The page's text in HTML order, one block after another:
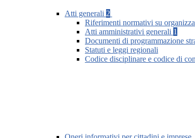
Atti generali 2
Riferimenti normativi su
Atti amministrativi generali 1
Documenti di programmazione
Statuti e leggi regionali
Codice disciplinare e codice di